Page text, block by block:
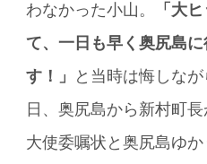
わなかった小山。
「大
て、一日も早く奥尻島
す！」
と当時は悔しな
日、奥尻島から新村町
大使委嘱状と奥尻島ゆ